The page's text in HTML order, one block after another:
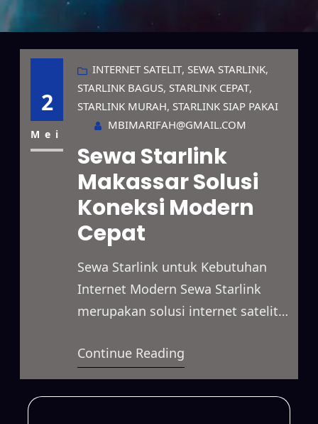
2
Mei
INTERNET SATELIT, SEWA STARLINK
STARLINK BAGUS, STARLINK CEPAT
STARLINK MURAH, STARLINK SIAP PAKAI
MBIMARIFAH@GMAIL.COM
Sewa Starlink
Makassar Solusi
Koneksi Modern
Cepat
Sewa Starlink untuk Kebutuhan
Internet Modern Sewa Starlink
merupakan solusi internet satelit
digunakan untuk berbagai
kebutuhan. Selain itu, layanan ini
cocok untuk bisnis, proyek
Continue Reading